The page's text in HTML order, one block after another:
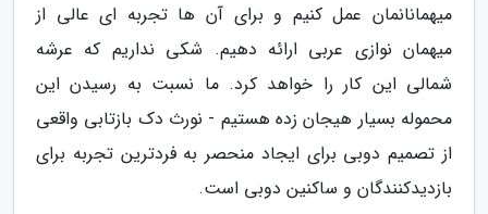
میهمانانمان عمل کنیم و برای آن ها تجربه ای عالی از
میهمان نوازی عربی ارائه دهیم. شکی نداریم که عرشه
شمالی این کار را خواهد کرد. ما نسبت به رسیدن این
محموله بسیار هیجان زده هستیم - نورث دک بازتابی واقعی
از تصمیم دوبی برای ایجاد منحصر به فردترین تجربه برای
بازدیدکنندگان و ساکنین دوبی است.